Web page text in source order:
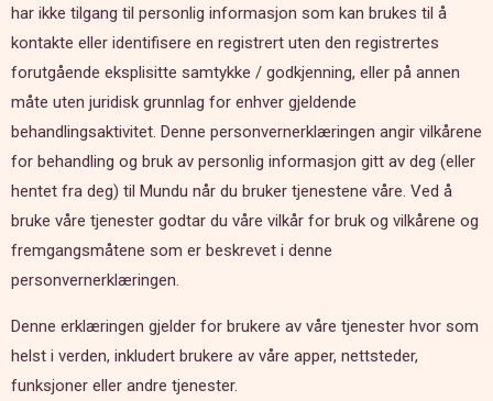
har ikke tilgang til personlig informasjon som kan brukes til å
kontakte eller identifisere en registrert uten den registrertes
forutgående eksplisitte samtykke / godkjenning, eller på annen
måte uten juridisk grunnlag for enhver gjeldende
behandlingsaktivitet. Denne personvernerklæringen angir vilkårene
for behandling og bruk av personlig informasjon gitt av deg (eller
hentet fra deg) til Mundu når du bruker tjenestene våre. Ved å
bruke våre tjenester godtar du våre vilkår for bruk og vilkårene og
fremgangsmåtene som er beskrevet i denne
personvernerklæringen.
Denne erklæringen gjelder for brukere av våre tjenester hvor som
helst i verden, inkludert brukere av våre apper, nettsteder,
funksjoner eller andre tjenester.